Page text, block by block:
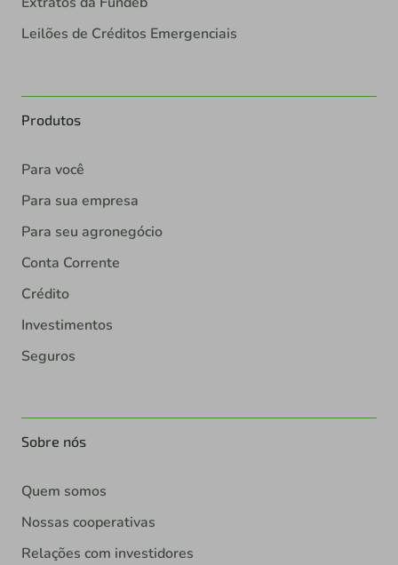
Leilões de Créditos Emergenciais
Produtos
Para você
Para sua empresa
Para seu agronegócio
Conta Corrente
Crédito
Investimentos
Seguros
Sobre nós
Quem somos
Nossas cooperativas
Relações com investidores